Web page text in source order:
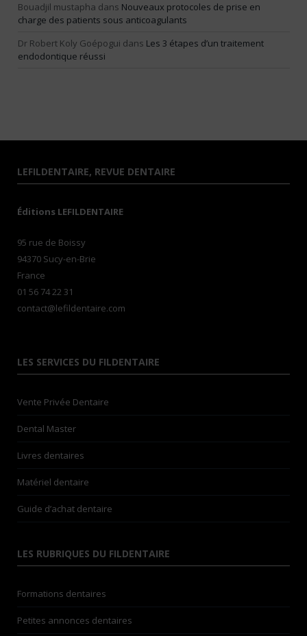
Bouadjil mustapha dans Nouveaux protocoles de prise en
charge des patients sous anticoagulants
Dr Robert Koly Goépogui dans Les 3 étapes d’un traitement
endodontique réussi
LEFILDENTAIRE, REVUE DENTAIRE
Éditions LEFILDENTAIRE
95 rue de Boissy
94370 Sucy-en-Brie
France
01 56 74 22 31
contact@lefildentaire.com
LES SERVICES DU FILDENTAIRE
Vente Privée Dentaire
Dental Master
Livres dentaires
Matériel dentaire
Guide d’achat dentaire
LES RUBRIQUES DU FILDENTAIRE
Formations dentaires
Petites annonces dentaires